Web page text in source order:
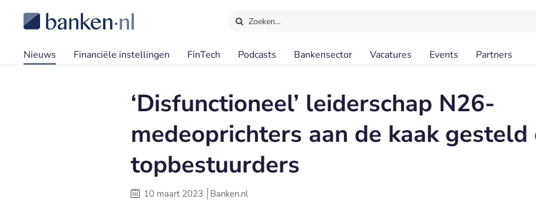
Zoeken…
Nieuws Financiële instellingen FinTech Podcasts Bankensector Vacatures Events Partners
‘Disfunctioneel’ leiderschap N26-
medeoprichters aan de kaak gesteld
topbestuurders
10 maart 2023 Banken.nl